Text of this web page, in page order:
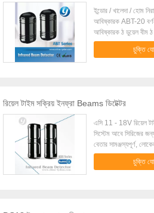
ইন্ডোর / খালেদা / হোম
আবিষ্কারক ABT-20 বর্ণনা: ABT-20/30/40/60/80/100 রশ্মি
আবিষ্কারক ঠ ডুয়েল বীম ঠ ডিজিটাল ফ্রিকোয়েন্সি রূপান্তর ঠ সক্রিয়
ইনফ্রারেড ডিটেক্টর ঠ ডুয়েল একযোগে অবরুদ্ধ beams পরিদর্শন ঠ
ইনফ্রা LED আলো ঠ পিসি প্রকৌশল প্লাস্টিকের উপাদান ঠ শিশির এবং
60m 80m 100m Detecting দূরত্ব (গৃহমধ্যস্থ) 60m 90
মিলিয়ানের 120m 180m 240m 300m beams 2 Beams
প্রতিক্রিয়া গতি 50-700m / সেকেন্ড স্থায়ী বিপদাশঙ্কা আউটপুট 1C
রিলে যোগাযোগের
/ 40mAmax / 40mAmax / কাজ তাপমাত্রা
চুক্তি
রিয়েল টাইম সক্রিয় ইনফ্রা Beams ডিটেক্টর
এসি 11 - 18V রিয়েল
সিস্টেম আবে সিরিজের জন্য ডিটেক্টর বর্ণনা:
বেতার সামঞ্জস্যপূর্ণ, লোকেল
একাধিক মাত্রা সহনশীল
চুক্তি